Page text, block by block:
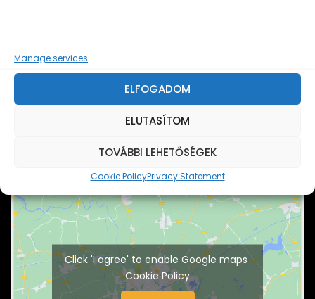
Manage services
ELFOGADOM
ELUTASÍTOM
TOVÁBBI LEHETŐSÉGEK
Cookie PolicyPrivacy Statement
Click 'I agree' to enable Google maps
Cookie Policy